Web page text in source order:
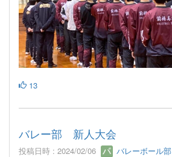
13
バレー部 新人大会
投稿日時 : 2024/02/06 バレーボール部